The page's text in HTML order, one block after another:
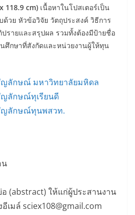
118.9 cm) เนื้อหาในโปสเตอร์เป็น
วย หัวข้อวิจัย วัตถุประสงค์ วิธีการ
รายและสรุปผล รวมทั้งต้องมีป้ายชื่อ
ศึกษาที่สังกัดและหน่วยงานผู้ให้ทุน
ญลักษณ์ มหาวิทยาลัยมหิดล
ลักษณ์ทุเรียนดี
ญลักษณ์ทุนพสวท.
น
(abstract) ให้แก่ผู้ประสานงาน
เมล์ sciex108@gmail.com